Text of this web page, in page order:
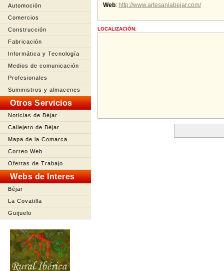
Automoción
Comercios
Construcción
Fabricación
Informática y Tecnología
Medios de comunicación
Profesionales
Suministros y almacenes
Otros Servicios
Noticias de Béjar
Callejero de Béjar
Mapa de la Comarca
Correo Web
Ofertas de Trabajo
Webs de Interes
Béjar
La Covatilla
Guijuelo
Web: http://www.artesaniabejar.com/
LOCALIZACIÓN: